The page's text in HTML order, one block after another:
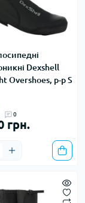
Dexshell
Overshoes, р-р S
0
грн.